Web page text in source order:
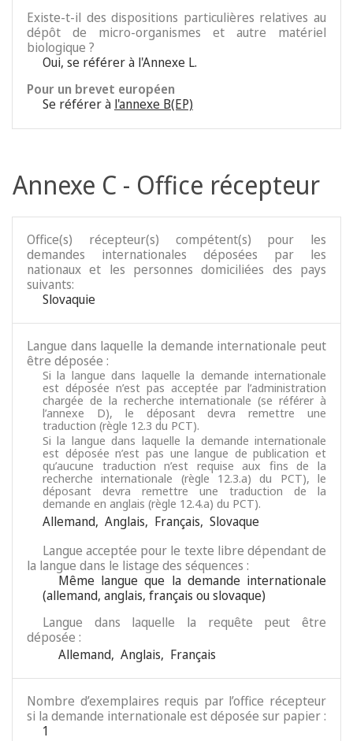
Existe-t-il des dispositions particulières relatives au
dépôt de micro-organismes et autre matériel
biologique ?
Oui, se référer à l'Annexe L.
Pour un brevet européen
Se référer à l'annexe B(EP)
Annexe C - Office récepteur
Office(s) récepteur(s) compétent(s) pour les
demandes internationales déposées par les
nationaux et les personnes domiciliées des pays
suivants:
Slovaquie
Langue dans laquelle la demande internationale peut
être déposée :
Si la langue dans laquelle la demande internationale
est déposée n’est pas acceptée par l’administration
chargée de la recherche internationale (se référer à
l’annexe D), le déposant devra remettre une
traduction (règle 12.3 du PCT).
Si la langue dans laquelle la demande internationale
est déposée n’est pas une langue de publication et
qu’aucune traduction n’est requise aux fins de la
recherche internationale (règle 12.3.a) du PCT), le
déposant devra remettre une traduction de la
demande en anglais (règle 12.4.a) du PCT).
Allemand, Anglais, Français, Slovaque
Langue acceptée pour le texte libre dépendant de
la langue dans le listage des séquences :
Même langue que la demande internationale
(allemand, anglais, français ou slovaque)
Langue dans laquelle la requête peut être
déposée :
Allemand, Anglais, Français
Nombre d’exemplaires requis par l’office récepteur
si la demande internationale est déposée sur papier :
1